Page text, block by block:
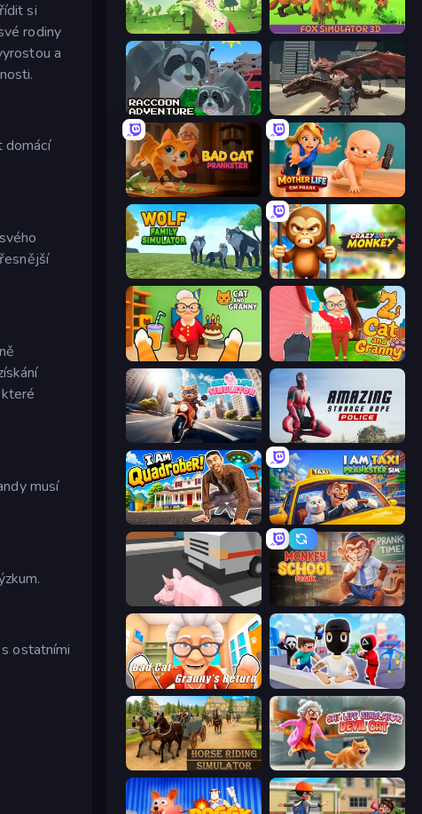
si
rodiny
a
domácí
musí
ostatními
Unicorn Family Simulator Magic World Fox Simulator 3D
Raccoon Adventure: City Simulator 3D Dragon Vice City
Bad Cat Prankster Mother Life Simulator: Prank
Wolf Family Simulator Crazy Zoo Monkey
Cat and Granny Cat and Granny 2
Cat Life Simulator Amazing Strange Rope Police
I Am Quadrober! I Am Taxi Prankster Sim
Crazy Pig Simulator Monkey School Prank
Bad Cat - Granny's Return
Horse Riding Simulator Cat Life Simulator: Devil Cat